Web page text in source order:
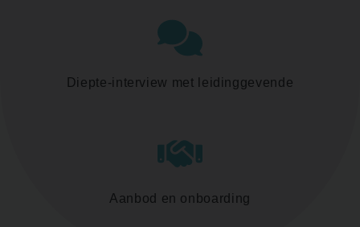
Diepte-interview met leidinggevende
Aanbod en onboarding